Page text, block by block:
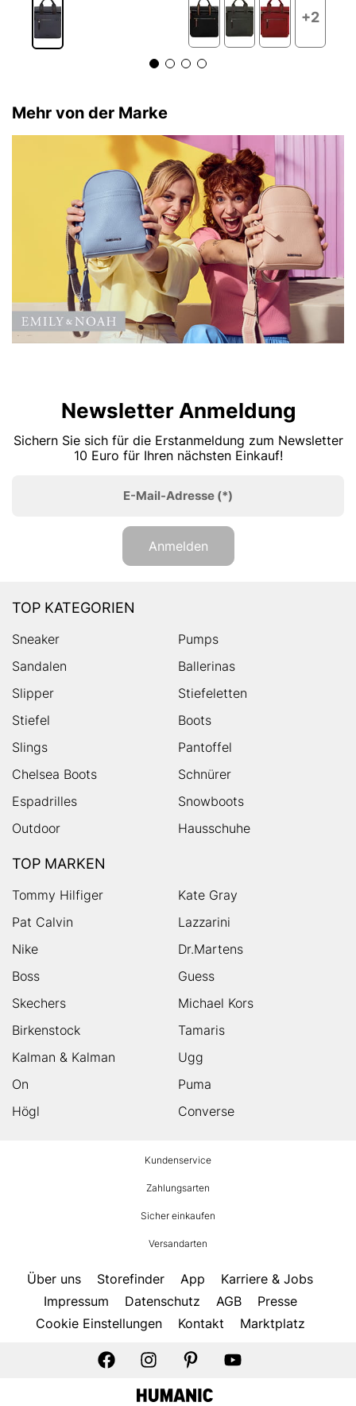
+2
Mehr von der Marke
Newsletter Anmeldung
Sichern Sie sich für die Erstanmeldung zum Newsletter
10 Euro für Ihren nächsten Einkauf!
E-Mail-Adresse (*)
Anmelden
TOP KATEGORIEN
Sneaker
Pumps
Sandalen
Ballerinas
Slipper
Stiefeletten
Stiefel
Boots
Slings
Pantoffel
Chelsea Boots
Schnürer
Espadrilles
Snowboots
Outdoor
Hausschuhe
TOP MARKEN
Tommy Hilfiger
Kate Gray
Pat Calvin
Lazzarini
Nike
Dr.Martens
Boss
Guess
Skechers
Michael Kors
Birkenstock
Tamaris
Kalman & Kalman
Ugg
On
Puma
Högl
Converse
Kundenservice
Zahlungsarten
Sicher einkaufen
Versandarten
Über uns Storefinder App
Karriere & Jobs
Impressum
Datenschutz AGB
Presse
Cookie Einstellungen
Kontakt Marktplatz